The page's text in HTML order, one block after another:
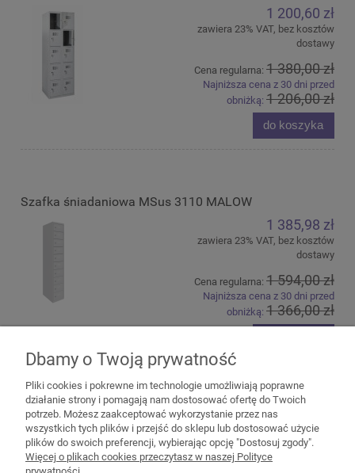
1 200,60 zł
zawiera 23% VAT, bez kosztów
dostawy
Cena regularna: 1 380,00 zł
Najniższa cena z 30 dni przed
obniżką: 1 206,00 zł
do koszyka
Szafka śniadaniowa MSus 3110 MALOW
1 385,98 zł
zawiera 23% VAT, bez kosztów
dostawy
Cena regularna: 1 594,00 zł
Najniższa cena z 30 dni przed
obniżką: 1 366,00 zł
Pomoc
Dbamy o Twoją prywatność
Pliki cookies i pokrewne im technologie umożliwiają poprawne
działanie strony i pomagają nam dostosować ofertę do Twoich
potrzeb. Możesz zaakceptować wykorzystanie przez nas
wszystkich tych plików i przejść do sklepu lub dostosować użycie
plików do swoich preferencji, wybierając opcję "Dostosuj zgody".
Więcej o plikach cookies przeczytasz w naszej Polityce